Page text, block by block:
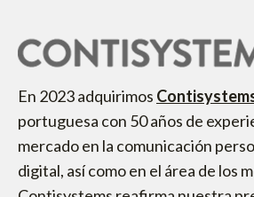
En 2023 adquirimos
portuguesa con 50 años de
mercado en la comunicación
digital, así como en el área de los